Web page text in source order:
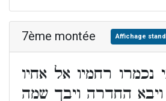
7ème montée Affichage
נכמרו רחמיו אל אחיו
ויבא החדרה ויבך שמה